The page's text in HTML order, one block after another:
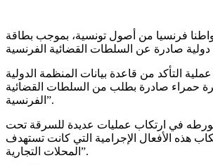
فرنسيا من أصول تونسية، بموجب بطاقة
التأكد من قاعدة بيانات المنظمة الدولية
حمراء صادرة بطلب من السلطات القضائية
الفرنسية”.
في ارتكاب عمليات عديدة للسرقة تحت
قاصرين على ارتكاب هذه الأفعال الإجرامية التي كانت تستهدف
المحلات التجارية”.